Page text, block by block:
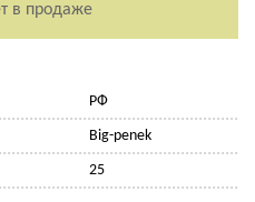
в продаже
РФ
Big-penek
25